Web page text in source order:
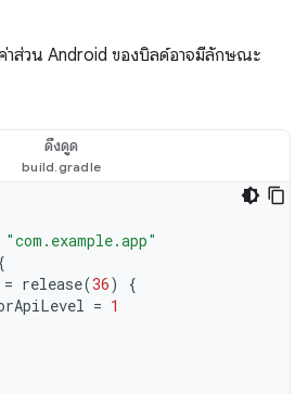
าส่วน Android ของบิลด์อาจมีลักษณะ
ดึงดูด
"com.example.app"
= release(36)
{
= 1